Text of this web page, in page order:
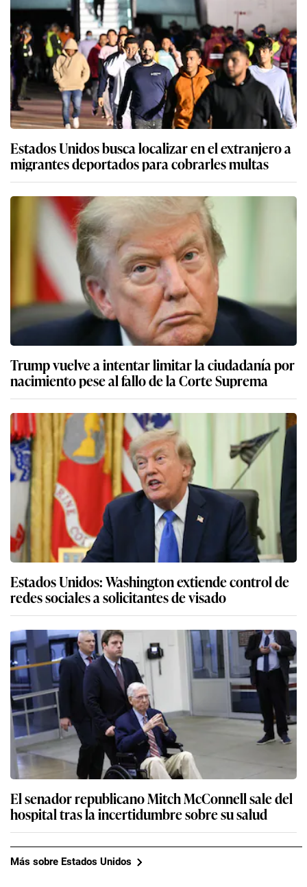
Estados Unidos busca localizar en el extranjero a
migrantes deportados para cobrarles multas
Trump vuelve a intentar limitar la ciudadanía por
nacimiento pese al fallo de la Corte Suprema
Estados Unidos: Washington extiende control de
redes sociales a solicitantes de visado
El senador republicano Mitch McConnell sale del
hospital tras la incertidumbre sobre su salud
Más sobre Estados Unidos